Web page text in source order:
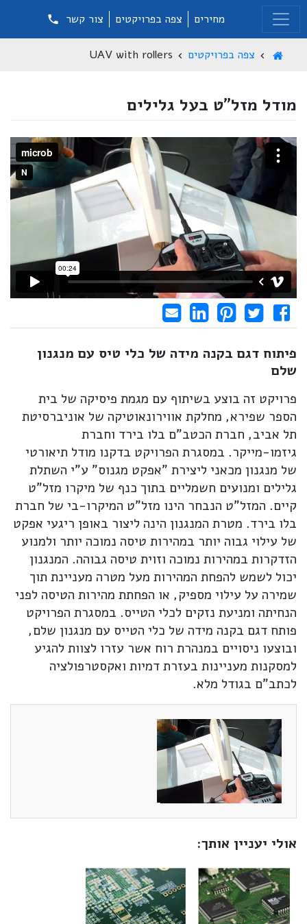
מחירים צפה בפרויקטים צור קשר
צפה בפרויקטים UAV with rollers
מודל מזל"ט בעל גלילים
Share on Facebook
Tweet
Pin it
Share on LinkedIn
Send email
פיתוח דגם בקנה מידה של כלי טיס עם מנגנון
שלם
פרויקט זה בוצע בשיתוף עם מגמת פיסיקה של בית
הספר שפירא, מחלקת אווירונאוטיקה של אוניברסיטת
תל אביב, חברת הכטב"ם בלו בירד וחברת
גיזמו-מייקר. במסגרת הפרויקט בדקנו מודל תיאורטי
של מנגנון מכאני ליצירת "אפקט מגנוס" ע"י השתלת
גלילים ומנועים חשמליים בתוך כנף של מיקרו מזל"ט
קיים. המזל"ט הנבחר הינו מזל"ט המיקרו-בי של חברת
בלו בירד. מטרת המנגנון הינה ליצור באופן ריגעי אפקט
של עילוי גבוה יותר במהירות טיסה נמוכה יותר ולמנוע
הזדקרות במהירות נמוכה וזוית טיסה גבוהה. המנגנון
יכול לשמש להפחת המהירות מעל מטרה מעניינת תוך
שמירה על עילוי מספיק, או הפחתת מהירות הטיסה לפני
הנחיתה ומניעת נזקים לכלי הטייס. במסגרת הפרויקט
פותח דגם בקנה מידה של כלי הטייס עם מנגנון שלם,
ובוצעו ניסויים במנהרת רוח אשר עזרו לצוות להגיע
למסקנות מעניינות בעזרת דמיות ואקסטרפולציה
לכתב"ם בגודל מלא.
אולי יעניין אותך: